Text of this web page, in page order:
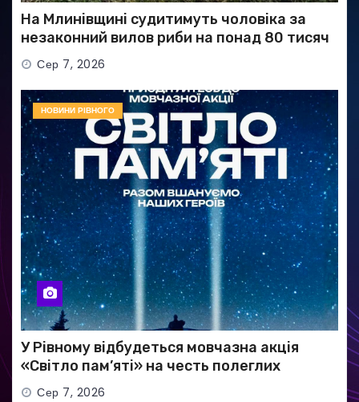
На Млинівщині судитимуть чоловіка за
незаконний вилов риби на понад 80 тисяч
гривень
Сер 7, 2026
НОВИНИ РІВНОГО
У Рівному відбудеться мовчазна акція
«Світло пам’яті» на честь полеглих
Захисників
Сер 7, 2026